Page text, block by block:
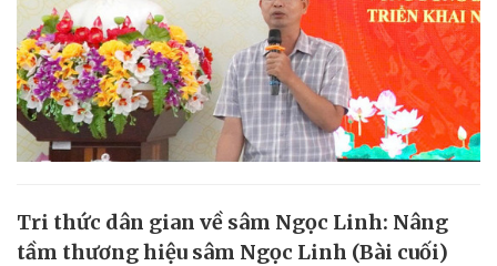
Tri thức dân gian về sâm Ngọc Linh: Nâng
tầm thương hiệu sâm Ngọc Linh (Bài cuối)